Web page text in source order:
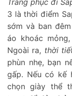
3 là thời điểm
sớm và ban
áo khoác
Ngoài ra, thời
phùn nhẹ, bạn
gấp. Nếu có kế
chọn giày thể